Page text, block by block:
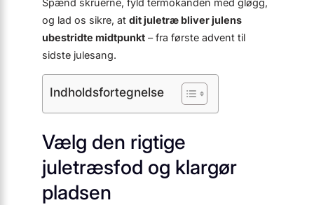
Spænd skruerne, fyld termokanden med gløgg,
og lad os sikre, at dit juletræ bliver julens
ubestridte midtpunkt – fra første advent til
sidste julesang.
Indholdsfortegnelse
Vælg den rigtige
juletræsfod og klargør
pladsen